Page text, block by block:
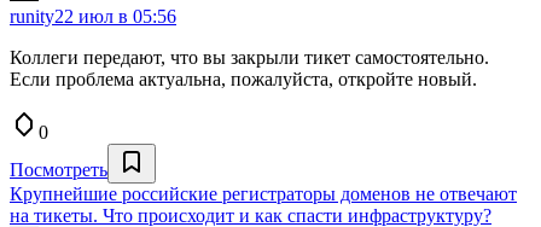
runity22 июл в 05:56
Коллеги передают, что вы закрыли тикет самостоятельно.
Если проблема актуальна, пожалуйста, откройте новый.
0
Посмотреть
Крупнейшие российские регистраторы доменов не отвечают
на тикеты. Что происходит и как спасти инфраструктуру?